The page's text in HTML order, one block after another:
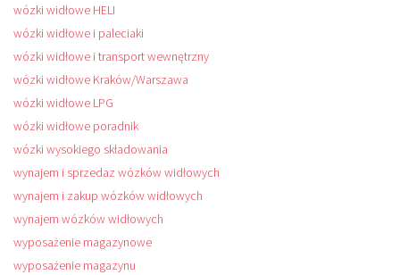
wózki widłowe HELI
wózki widłowe i paleciaki
wózki widłowe i transport wewnętrzny
wózki widłowe Kraków/Warszawa
wózki widłowe LPG
wózki widłowe poradnik
wózki wysokiego składowania
wynajem i sprzedaz wózków widłowych
wynajem i zakup wózków widłowych
wynajem wózków widłowych
wyposażenie magazynowe
wyposażenie magazynu